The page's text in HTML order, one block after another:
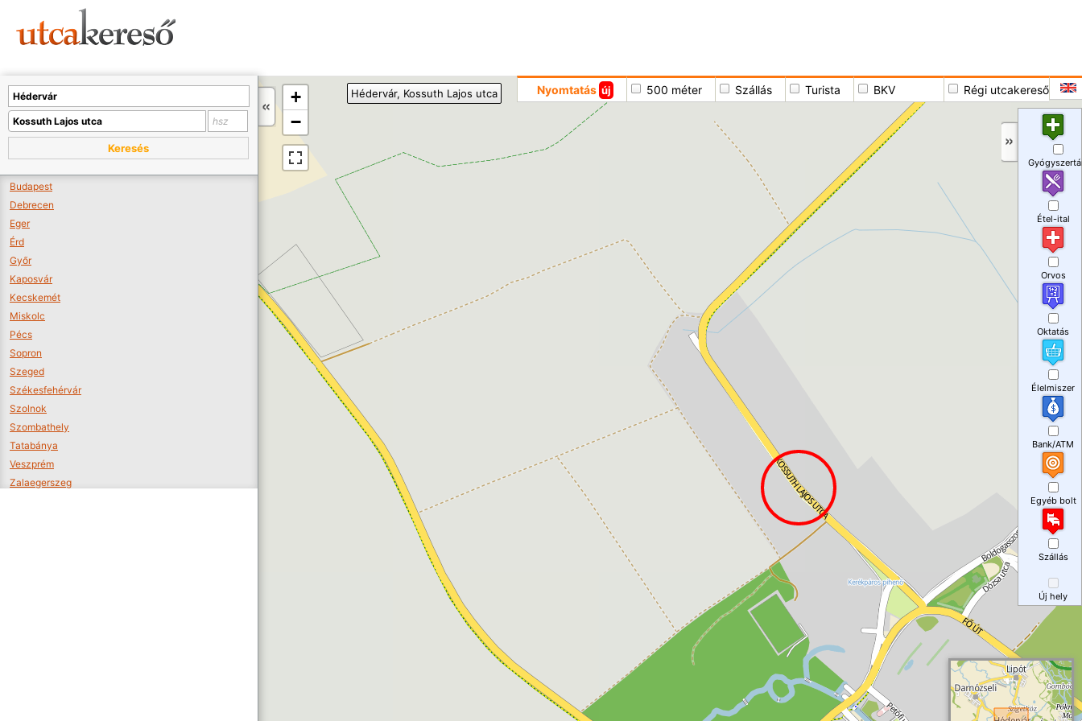
+
−
Nyomtatás új 500 méter Szállás Turista BKV Régi utcakereső
Hédervár, Kossuth Lajos utca
Keresés
Budapest
Debrecen
Eger
Érd
Győr
Kaposvár
Kecskemét
Miskolc
Pécs
Sopron
Szeged
Székesfehérvár
Szolnok
Szombathely
Tatabánya
Veszprém
Zalaegerszeg
Étel-ital
Orvos
Oktatás
Élelmiszer
Bank/ATM
Egyéb bolt
Szállás
Új hely
A térképet kicsinyíteni kell, hogy látszódjanak a boltok.
Boltok látszódjanak >>